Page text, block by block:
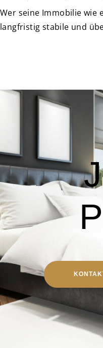
Wer seine Immobilie wie
langfristig stabile und